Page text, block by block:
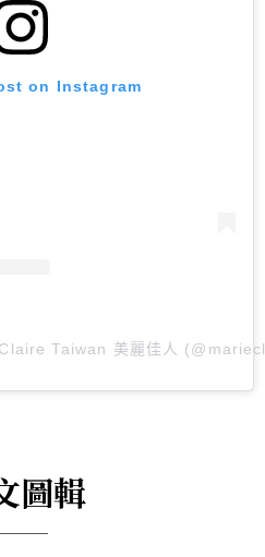
on Instagram
Taiwan 美麗佳人
圖輯